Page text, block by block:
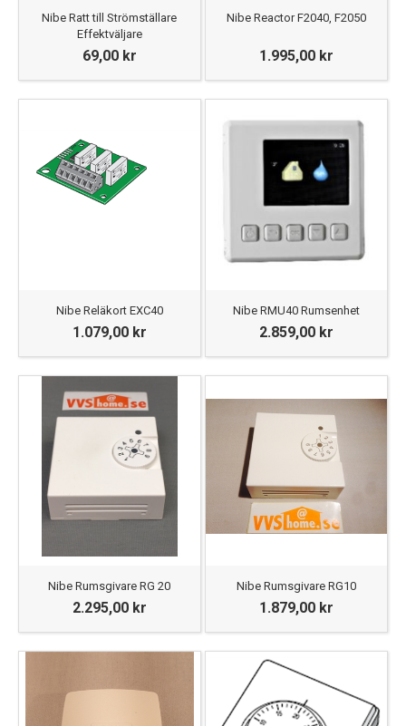
Nibe Ratt till Strömställare
Effektväljare
69,00 kr
Nibe Reactor F2040, F2050
1.995,00 kr
Nibe Reläkort EXC40
1.079,00 kr
Nibe RMU40 Rumsenhet
2.859,00 kr
Nibe Rumsgivare RG 20
2.295,00 kr
Nibe Rumsgivare RG10
1.879,00 kr